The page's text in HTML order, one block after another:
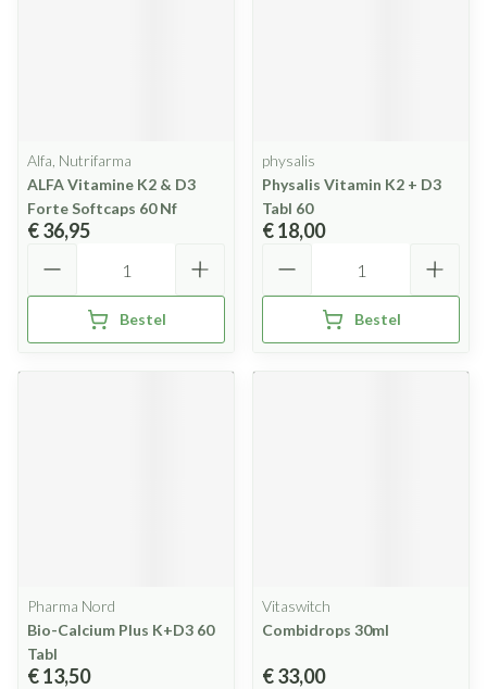
Alfa, Nutrifarma
ALFA Vitamine K2 & D3
Forte Softcaps 60 Nf
€ 36,95
Bestel
physalis
Physalis Vitamin K2 + D3
Tabl 60
€ 18,00
Bestel
Pharma Nord
Bio-Calcium Plus K+D3 60
Tabl
€ 13,50
Vitaswitch
Combidrops 30ml
€ 33,00